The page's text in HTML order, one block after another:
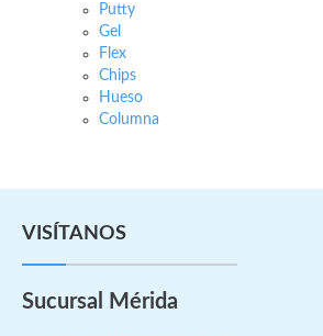
Putty
Gel
Flex
Chips
Hueso
Columna
VISÍTANOS
Sucursal Mérida